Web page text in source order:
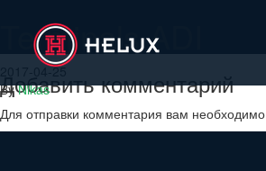
Terminals ADI
2017-04-25
ByNikas
Добавить комментарий
Для отправки комментария вам необходимо